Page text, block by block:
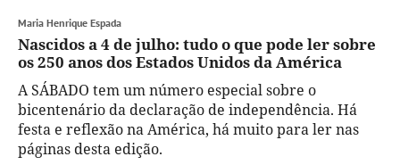
Maria Henrique Espada
Nascidos a 4 de julho: tudo o que pode ler sobre
os 250 anos dos Estados Unidos da América
A SÁBADO tem um número especial sobre o
bicentenário da declaração de independência. Há
festa e reflexão na América, há muito para ler nas
páginas desta edição.